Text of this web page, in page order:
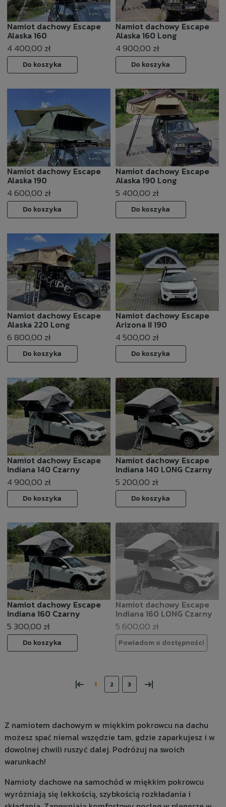
Namiot dachowy Escape
Alaska 160
4 400,00 zł
Do koszyka
Namiot dachowy Escape
Alaska 160 Long
4 900,00 zł
Do koszyka
Namiot dachowy Escape
Alaska 190
4 600,00 zł
Do koszyka
Namiot dachowy Escape
Alaska 190 Long
5 400,00 zł
Do koszyka
Namiot dachowy Escape
Alaska 220 Long
6 800,00 zł
Do koszyka
Namiot dachowy Escape
Arizona II 190
4 500,00 zł
Do koszyka
Namiot dachowy Escape
Indiana 140 Czarny
4 900,00 zł
Do koszyka
Namiot dachowy Escape
Indiana 140 LONG Czarny
5 200,00 zł
Do koszyka
Namiot dachowy Escape
Indiana 160 Czarny
5 300,00 zł
Do koszyka
Namiot dachowy Escape
Indiana 160 LONG Czarny
5 600,00 zł
Powiadom o dostępności
« 1 2 3 »
Z namiotem dachowym w miękkim pokrowcu na dachu
możesz spać niemal wszędzie tam, gdzie zaparkujesz i w
dowolnej chwili ruszyć dalej. Podróżuj na swoich
warunkach!
Namioty dachowe na samochód w miękkim pokrowcu
wyróżniają się lekkością, szybkością rozkładania i